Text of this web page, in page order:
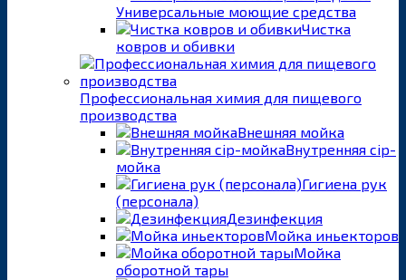
Универсальные моющие средства
Чистка
ковров и обивки
Профессиональная химия для пищевого
производства
Внешняя мойка
Внутренняя cip-
мойка
Гигиена рук
(персонала)
Дезинфекция
Мойка иньекторов
Мойка
оборотной тары